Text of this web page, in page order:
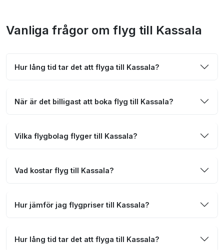
Vanliga frågor om flyg till Kassala
Hur lång tid tar det att flyga till Kassala?
När är det billigast att boka flyg till Kassala?
Vilka flygbolag flyger till Kassala?
Vad kostar flyg till Kassala?
Hur jämför jag flygpriser till Kassala?
Hur lång tid tar det att flyga till Kassala?